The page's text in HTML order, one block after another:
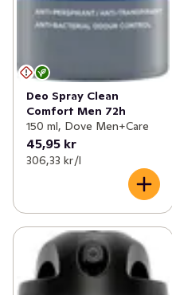
Deo Spray Clean
Comfort Men 72h
150 ml, Dove Men+Care
45,95 kr
306,33 kr /l